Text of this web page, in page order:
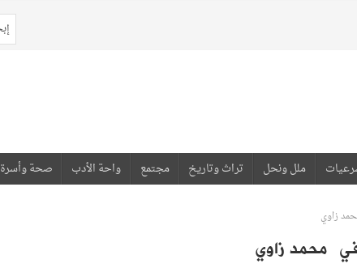
ملل ونحل تراث وتاريخ مجتمع واحة الأدب صحة وأسرة
زاوي
محمد زاوي